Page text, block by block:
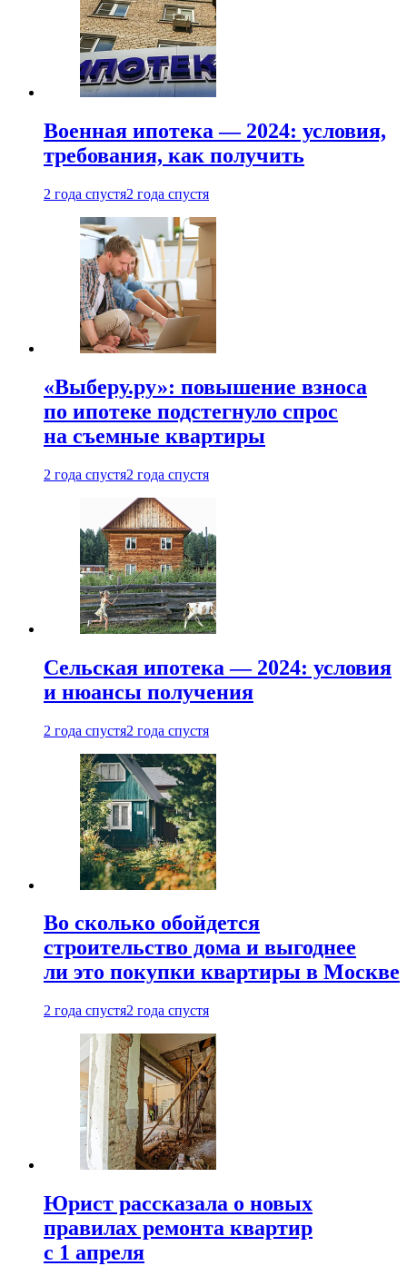
Военная ипотека — 2024: условия,
требования, как получить
2 года спустя2 года спустя
«Выберу.ру»: повышение взноса
по ипотеке подстегнуло спрос
на съемные квартиры
2 года спустя2 года спустя
Сельская ипотека — 2024: условия
и нюансы получения
2 года спустя2 года спустя
Во сколько обойдется
строительство дома и выгоднее
ли это покупки квартиры в Москве
2 года спустя2 года спустя
Юрист рассказала о новых
правилах ремонта квартир
с 1 апреля